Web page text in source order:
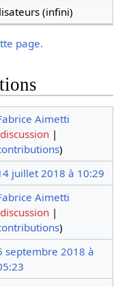
(infini)
page.
Aimetti
discussion |
)
juillet 2018 à 10:29
Aimetti
discussion |
)
septembre 2018 à